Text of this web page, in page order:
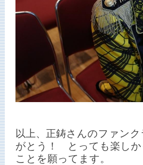
以上、正鋳さんのファン
がとう！ とっても楽しか
ことを願ってます。